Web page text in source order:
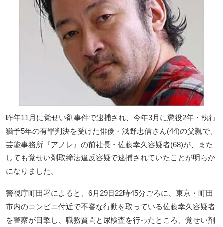
昨年11月に覚せい剤事件で逮捕され、今年3月に懲役2年・執行
猶予5年の有罪判決を受けた俳優・浅野忠信さん(44)の父親で、
芸能事務所『アノレ』の前社長・佐藤幸久容疑者(68)が、また
しても覚せい剤取締法違反容疑で逮捕されていたことが明らか
になりました。
警視庁町田署によると、6月29日22時45分ごろに、東京・町田
市内のコンビニ付近で不審な行動を取っている佐藤幸久容疑者
を警察が目撃し、職務質問と尿検査を行ったところ、覚せい剤